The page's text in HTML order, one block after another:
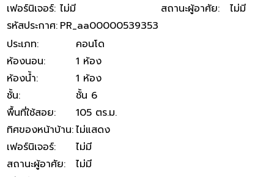
เฟอร์นิเจอร์: ไม่มี สถานะผู้อาศัย:
ไม่มี
รหัสประกาศ: PR_aa00000539353
ประเภท:
คอนโด
ห้องนอน:
1 ห้อง
ห้องน้ำ:
1 ห้อง
ชั้น:
ชั้น 6
พื้นที่ใช้สอย:
105 ตร.ม.
ทิศของหน้าบ้าน:ไม่แสดง
เฟอร์นิเจอร์:
ไม่มี
สถานะผู้อาศัย:
ไม่มี